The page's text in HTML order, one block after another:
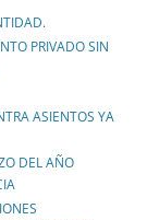
PRIVADO SIN
ASIENTOS YA
DEL AÑO